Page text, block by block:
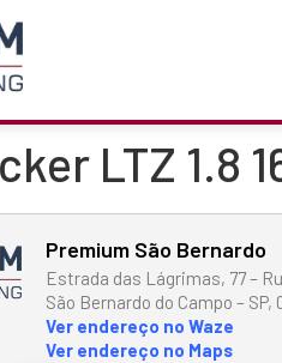
LTZ 1.8
Premium São Bernardo
Estrada das Lágrimas, 77 –
São Bernardo do Campo – SP,
Ver endereço no Waze
Ver endereço no Maps